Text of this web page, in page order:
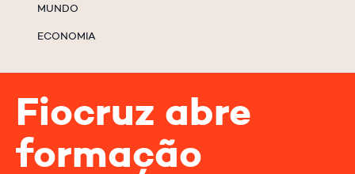
MUNDO
ECONOMIA
Fiocruz abre
formação